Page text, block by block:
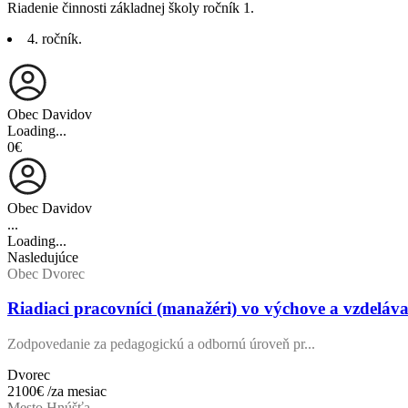
Riadenie činnosti základnej školy ročník 1.
4. ročník.
Obec Davidov
Loading...
0€
Obec Davidov
...
Loading...
Nasledujúce
Obec Dvorec
Riadiaci pracovníci (manažéri) vo výchove a
Zodpovedanie za pedagogickú a odbornú úroveň pr...
Dvorec
2100€ /za mesiac